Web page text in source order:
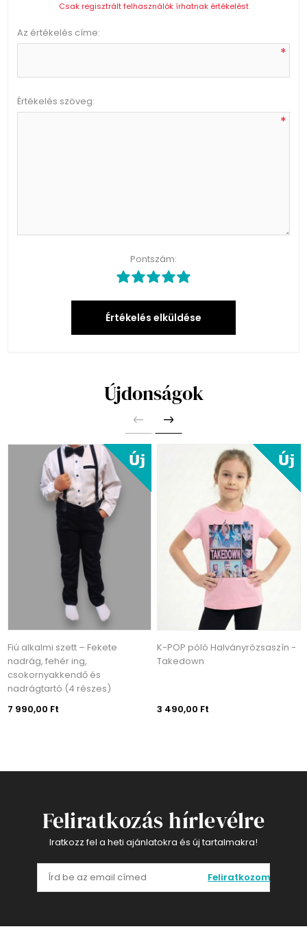
Csak regisztrált felhasználók írhatnak értékelést
Az értékelés címe:
*
Értékelés szöveg:
*
Pontszám:
Értékelés elküldése
Újdonságok
Fiú alkalmi szett – Fekete
nadrág, fehér ing,
csokornyakkendő és
nadrágtartó (4 részes)
7 990,00 Ft
K-POP póló Halványrózsaszín -
Takedown
3 490,00 Ft
Feliratkozás hírlevélre
Iratkozz fel a heti ajánlatokra és új tartalmakra!
Feliratkozom